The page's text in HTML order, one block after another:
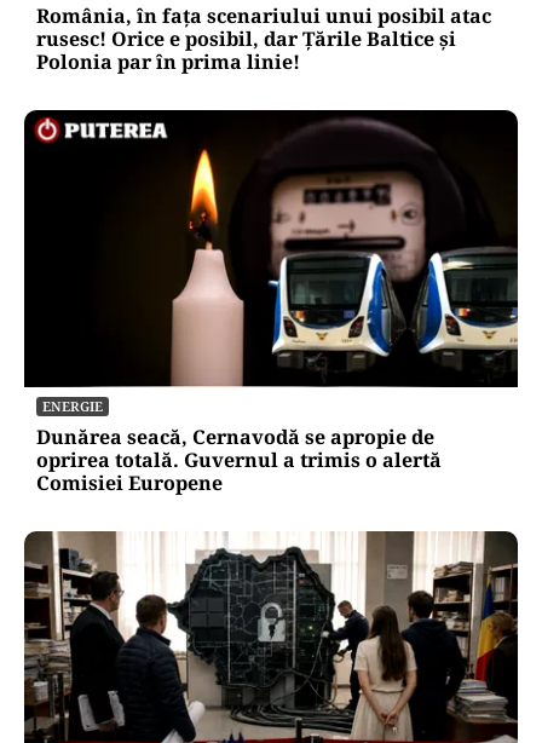
România, în fața scenariului unui posibil atac
rusesc! Orice e posibil, dar Țările Baltice și
Polonia par în prima linie!
ENERGIE
Dunărea seacă, Cernavodă se apropie de
oprirea totală. Guvernul a trimis o alertă
Comisiei Europene